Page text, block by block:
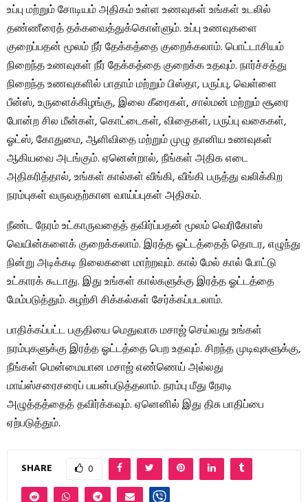
உப்பு மற்றும் சோடியம் அதிகம் உள்ள உணவுகள் உங்கள் உடலில்
தண்ணீரைத் தக்கவைத்துக்கொள்ளும். உப்பு உணவுகளை
குறைப்பதன் மூலம் நீர் தேக்கத்தை குறைக்கலாம். பொட்டாசியம்
நிறைந்த உணவுகள் நீர் தேக்கத்தை குறைக்க உதவும். நார்ச்சத்து
நிறைந்த உணவுகளில் பாதாம் மற்றும் பிஸ்தா, பருப்பு, வெள்ளை
பீன்ஸ், உருளைக்கிழங்கு, இலை கீரைகள், சால்மன் மற்றும் சூரை
போன்ற சில மீன்கள், கொட்டைகள், விதைகள், பருப்பு வகைகள்,
ஓட்ஸ், கோதுமை, ஆளிவிதை மற்றும் முழு தானிய உணவுகள்
ஆகியவை அடங்கும். ஏனென்றால், நீங்கள் அதிக எடை
அதிகரித்தால், உங்கள் கால்கள் வீங்கி, வீங்கி பருத்து வலிக்கிற
நரம்புகள் வருவதற்கான வாய்ப்புகள் அதிகம்.
நீண்ட நேரம் உட்காருவதைத் தவிர்ப்பதன் மூலம் வெரிகோஸ்
வெயின்களைக் குறைக்கலாம். இரத்த ஓட்டத்தைத் தொடர, எழுந்து
நின்று அடிக்கடி நிலைகளை மாற்றவும். கால் மேல் கால் போட்டு
உட்காரக் கூடாது. இது உங்கள் கால்களுக்கு இரத்த ஓட்டத்தை
மேம்படுத்தும். சுழற்சி சிக்கல்கள் சேர்க்கப்படலாம்.
பாதிக்கப்பட்ட பகுதியை மெதுவாக மசாஜ் செய்வது உங்கள்
நரம்புகளுக்கு இரத்த ஓட்டத்தை பெற உதவும். சிறந்த முடிவுகளுக்கு,
நீங்கள் மென்மையான மசாஜ் எண்ணெய் அல்லது
மாய்ஸ்சரைசரைப் பயன்படுத்தலாம். நரம்பு மீது நேரடி
அழுத்தத்தைத் தவிர்க்கவும். ஏனெனில் இது திசு பாதிப்பை
ஏற்படுத்தும்.
SHARE 0